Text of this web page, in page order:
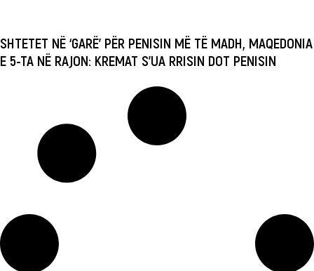
SHTETET NË ‘GARË’ PËR PENISIN MË TË MADH, MAQEDONIA
E 5-TA NË RAJON: KREMAT S’UA RRISIN DOT PENISIN